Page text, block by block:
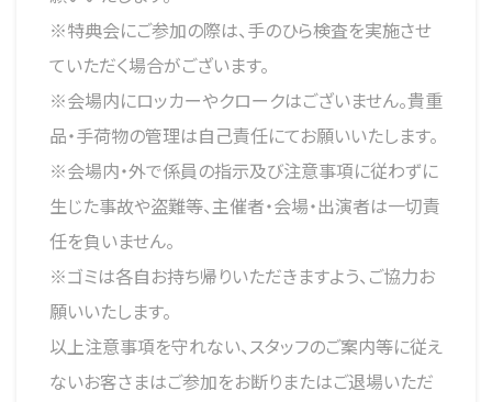
※特典会にご参加の際は、手のひら検査を実施させ
ていただく場合がございます。
※会場内にロッカーやクロークはございません。貴重
品・手荷物の管理は自己責任にてお願いいたします。
※会場内・外で係員の指示及び注意事項に従わずに
生じた事故や盗難等、主催者・会場・出演者は一切責
任を負いません。
※ゴミは各自お持ち帰りいただきますよう、ご協力お
願いいたします。
以上注意事項を守れない、スタッフのご案内等に従え
ないお客さまはご参加をお断りまたはご退場いただ